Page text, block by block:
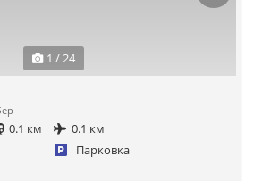
1 / 24
0.1 км
0.1 км
Парковка